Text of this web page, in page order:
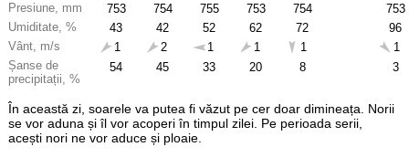
Presiune, mm
Umiditate, %
Vânt, m/s
Șanse de
precipitații, %
753
43
1
54
754
42
2
45
755
52
1
33
753
62
1
20
754
72
1
8
753
96
1
3
În această zi, soarele va putea fi văzut pe cer doar dimineața. Norii
se vor aduna și îl vor acoperi în timpul zilei. Pe perioada serii,
acești nori ne vor aduce și ploaie.